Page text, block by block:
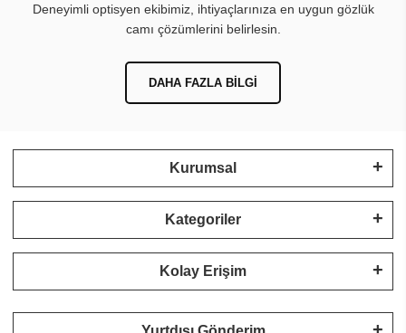
Deneyimli optisyen ekibimiz, ihtiyaçlarınıza en uygun gözlük
camı çözümlerini belirlesin.
DAHA FAZLA BILGI
Kurumsal
Kategoriler
Kolay Erişim